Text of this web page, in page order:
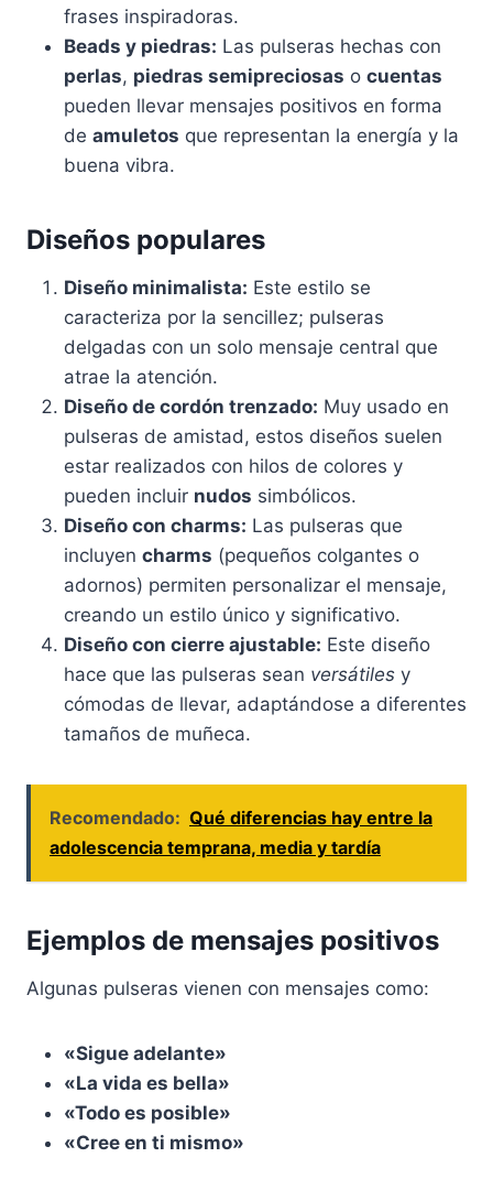
frases inspiradoras.
Beads y piedras: Las pulseras hechas con
perlas, piedras semipreciosas o cuentas
pueden llevar mensajes positivos en forma
de amuletos que representan la energía y la
buena vibra.
Diseños populares
Diseño minimalista: Este estilo se
caracteriza por la sencillez; pulseras
delgadas con un solo mensaje central que
atrae la atención.
Diseño de cordón trenzado: Muy usado en
pulseras de amistad, estos diseños suelen
estar realizados con hilos de colores y
pueden incluir nudos simbólicos.
Diseño con charms: Las pulseras que
incluyen charms (pequeños colgantes o
adornos) permiten personalizar el mensaje,
creando un estilo único y significativo.
Diseño con cierre ajustable: Este diseño
hace que las pulseras sean versátiles y
cómodas de llevar, adaptándose a diferentes
tamaños de muñeca.
Recomendado: Qué diferencias hay entre la
adolescencia temprana, media y tardía
Ejemplos de mensajes positivos
Algunas pulseras vienen con mensajes como:
«Sigue adelante»
«La vida es bella»
«Todo es posible»
«Cree en ti mismo»